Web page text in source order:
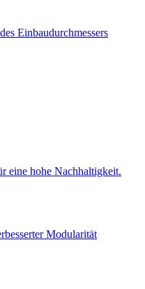
Einbaudurchmessers
eine hohe Nachhaltigkeit.
Modularität